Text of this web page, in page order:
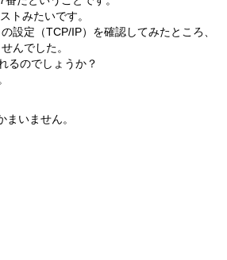
トみたいです。
設定（TCP/IP）を確認してみたところ、
んでした。
るのでしょうか？
いません。